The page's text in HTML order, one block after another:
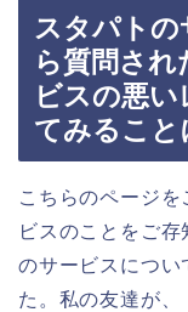
スタパト
ら質問さ
ビスの悪
てみること
こちらのページ
ビスのことをご
のサービスについ
た。私の友達が、